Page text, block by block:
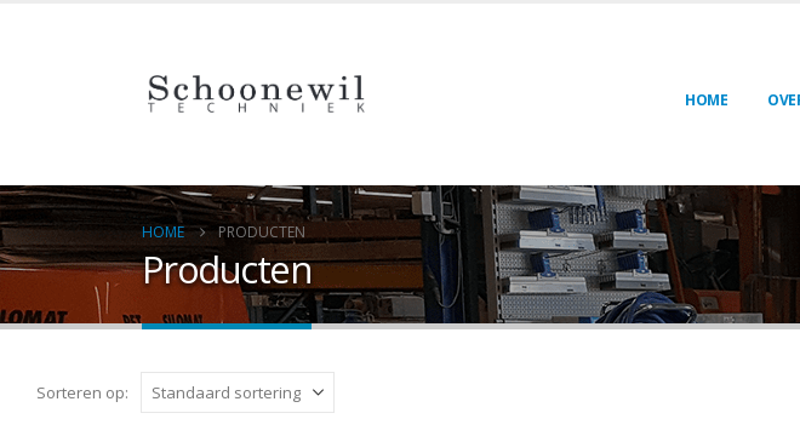
HOME
HOME PRODUCTEN
Producten
Sorteren op: